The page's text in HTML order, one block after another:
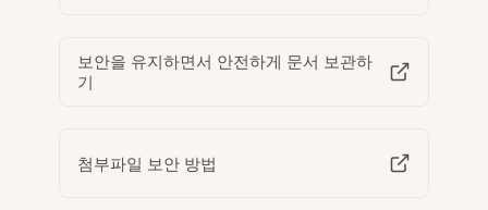
보안을 유지하면서 안전하게 문서 보관하
기
첨부파일 보안 방법